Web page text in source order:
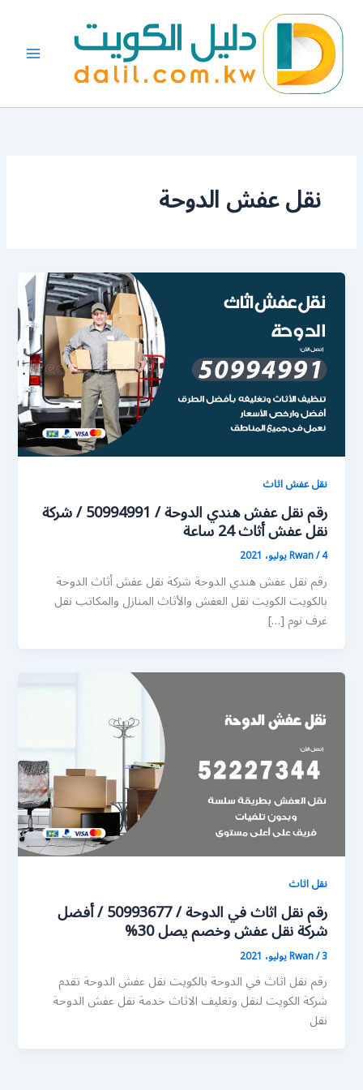
المحتوى
نقل عفش الدوحة
نقل عفش اثاث
رقم نقل عفش هندي الدوحة / 50994991 / شركة
نقل عفش أثاث 24 ساعة
Rwan/4 يوليو، 2021
رقم نقل عفش هندي الدوحة شركة نقل عفش أثاث الدوحة
بالكويت الكويت نقل العفش والأثاث المنازل والمكاتب نقل
غرف نوم […]
نقل اثاث
رقم نقل اثاث في الدوحة / 50993677 / أفضل
شركة نقل عفش وخصم يصل 30%
Rwan/3 يوليو، 2021
رقم نقل اثاث في الدوحة بالكويت نقل عفش الدوحة تقدم
شركة الكويت لنقل وتغليف الاثاث خدمة نقل عفش الدوحة
نقل